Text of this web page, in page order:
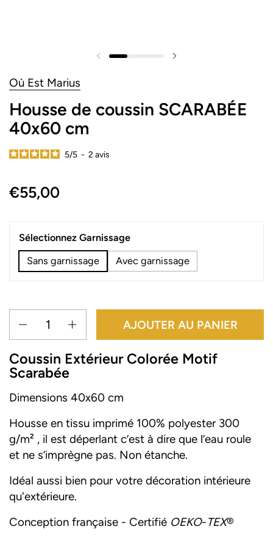
Où Est Marius
Housse de coussin SCARABÉE
40x60 cm
5/5 - 2 avis
€55,00
Sélectionnez Garnissage
Sans garnissage
Avec garnissage
Quantité AJOUTER AU PANIER
Coussin Extérieur Colorée Motif
Scarabée
Dimensions 40x60 cm
Housse en tissu imprimé 100% polyester 300
g/m² , il est déperlant c’est à dire que l’eau roule
et ne s’imprègne pas. Non étanche.
Idéal aussi bien pour votre décoration intérieure
qu'extérieure.
Conception française - Certifié OEKO-TEX®